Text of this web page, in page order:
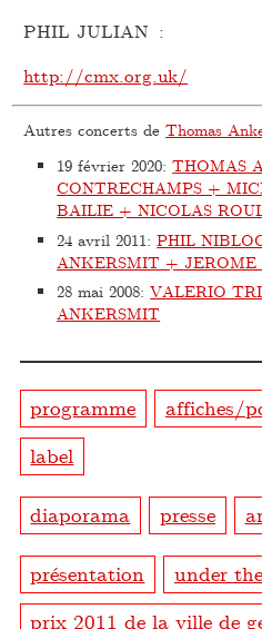
PHIL JULIAN :
http://cmx.org.uk/
Autres concerts deThomas
19 février 2020:THOMAS
CONTRECHAMPS +
BAILIE + NICOLAS
24 avril 2011:PHIL
ANKERSMIT + JEROME
28 mai 2008:VALERIO
ANKERSMIT
programme affiches/
label
diaporama presse
présentation
under
prix 2011 de la ville de